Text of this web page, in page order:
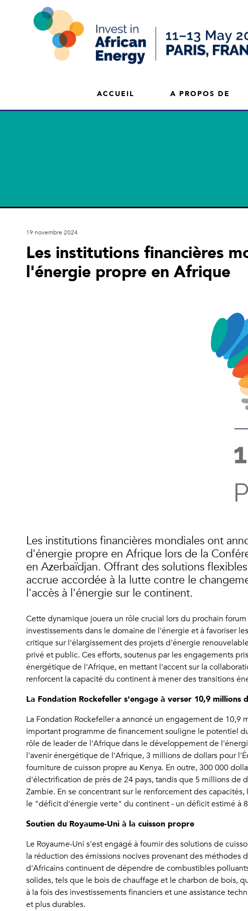
ACCUEIL A PROPOS DE
19 novembre 2024
Les institutions financières
l'énergie propre en Afrique
Les institutions financières mondiales ont
d'énergie propre en Afrique lors de la
en Azerbaïdjan. Offrant des solutions
accrue accordée à la lutte contre le
l'accès à l'énergie sur le continent.
Cette dynamique jouera un rôle crucial lors du prochain
investissements dans le domaine de l'énergie et à favoriser
critique sur l'élargissement des projets d'énergie
privé et public. Ces efforts, soutenus par les engagements
énergétique de l'Afrique, en mettant l'accent sur la
renforcent la capacité du continent à mener des transitions
La Fondation Rockefeller s'engage à verser 10,9 millions
La Fondation Rockefeller a annoncé un engagement de
important programme de financement souligne le potentiel
rôle de leader de l'Afrique dans le développement de
l'avenir énergétique de l'Afrique, 3 millions de dollars pour
fourniture de cuisson propre au Kenya. En outre, 300 000
d'électrification de près de 24 pays, tandis que 5 millions de
Zambie. En se concentrant sur le renforcement des
le "déficit d'énergie verte" du continent - un déficit estimé à
Soutien du Royaume-Uni à la cuisson propre
Le Royaume-Uni s'est engagé à fournir des solutions de
la réduction des émissions nocives provenant des
d'Africains continuent de dépendre de combustibles
solides, tels que le bois de chauffage et le charbon de bois,
à la fois des investissements financiers et une assistance
et plus durables.